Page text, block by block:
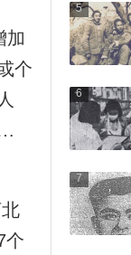
加
个
个
5
6
7